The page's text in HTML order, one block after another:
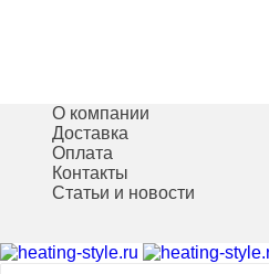
О компании
Доставка
Оплата
Контакты
Статьи и новости